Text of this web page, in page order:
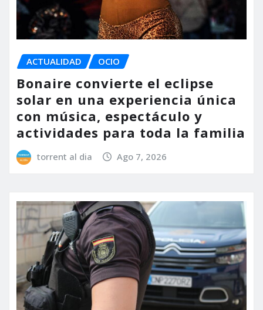
ACTUALIDAD OCIO
Bonaire convierte el eclipse
solar en una experiencia única
con música, espectáculo y
actividades para toda la familia
torrent al dia Ago 7, 2026